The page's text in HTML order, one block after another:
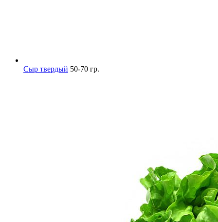
Сыр твердый 50-70 гр.